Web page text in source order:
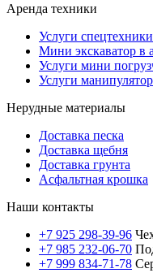
Аренда техники
Услуги спецтехники
Мини экскаватор в
Услуги мини
Услуги
Нерудные материалы
Доставка песка
Доставка щебня
Доставка грунта
Асфальтная крошка
Наши контакты
+7 925 298-39-96
+7 985 232-06-70
+7 999 834-71-78